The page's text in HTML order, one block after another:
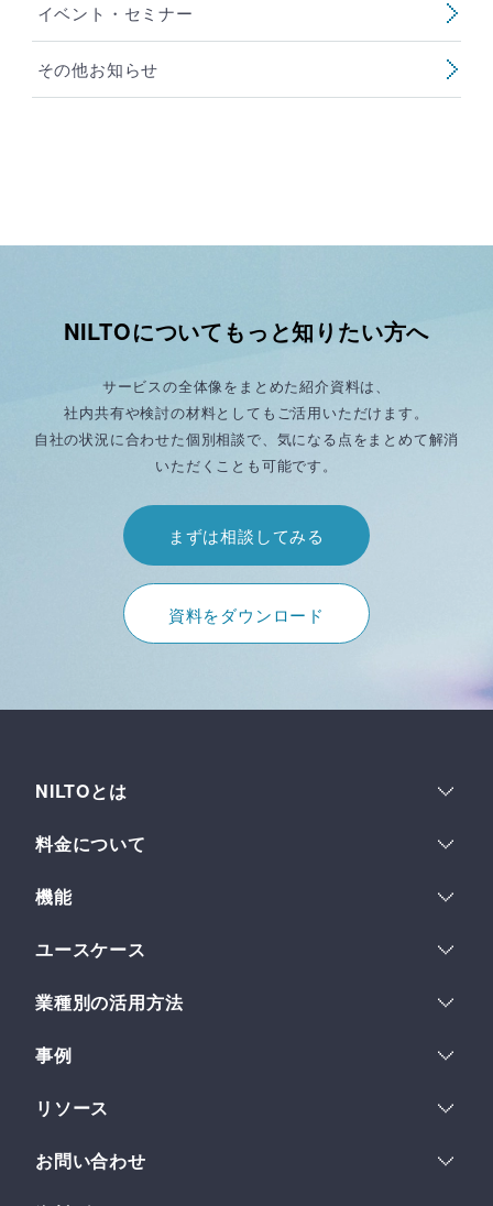
イベント・セミナー
その他お知らせ
NILTOについてもっと知りたい方へ
サービスの全体像をまとめた紹介資料は、
社内共有や検討の材料としてもご活用いただけます。
自社の状況に合わせた個別相談で、気になる点をまとめて解消
いただくことも可能です。
まずは相談してみる
資料をダウンロード
NILTOとは
運用体験
多数ウェブサイト管理
セキュリティ
ストーリーとビジョン
料金について
料金プラン
機能
フィールドセット
組織とスペース
Developer API
Webhook
ユースケース
多言語サイト
イントラネット
LP運用
業種別の活用方法
IPコンテンツホルダー
金融企業
教育・研究機関
事例
リソース
ヘルプセンター
クイックスタート
お問い合わせ
導入について